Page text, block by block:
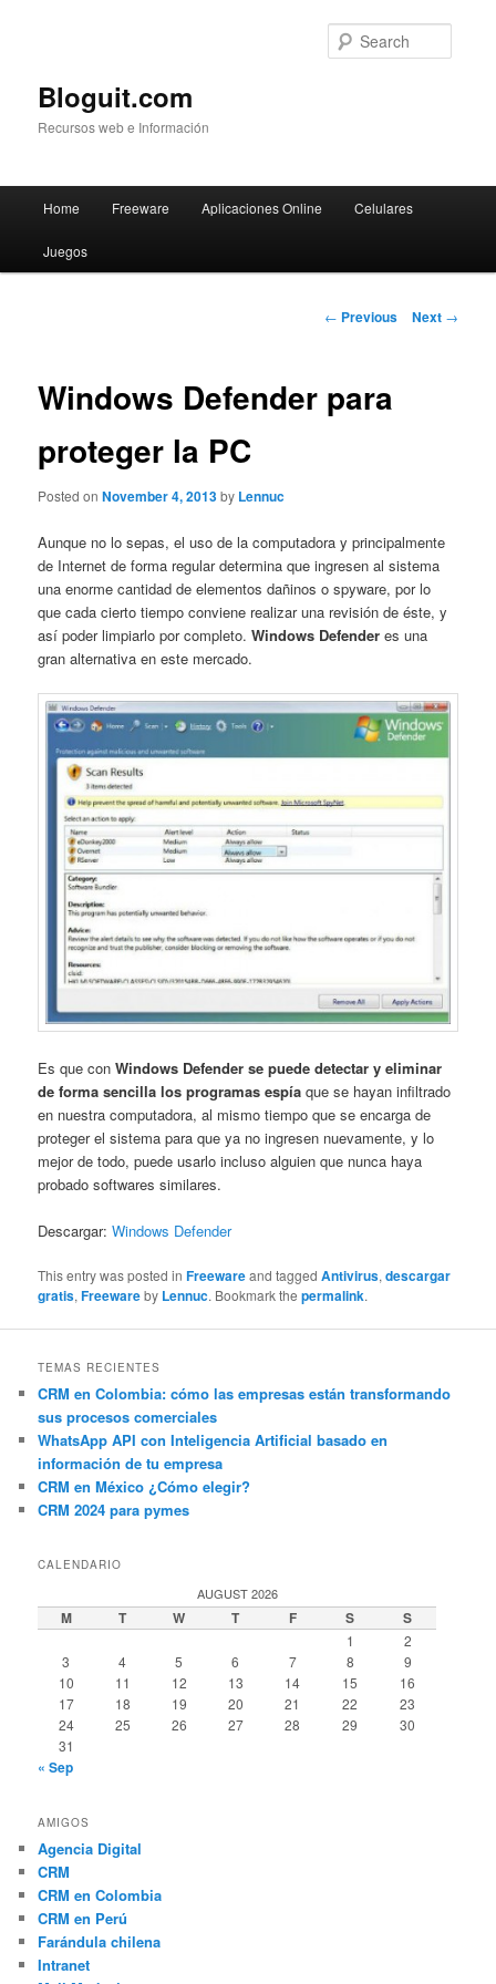
Bloguit.com
Recursos web e Información
Skip
to
Home Freeware Aplicaciones Online Celulares
Juegos
Post
← Previous Next →
Windows Defender para
proteger la PC
Posted onNovember 4, 2013by Lennuc
Aunque no lo sepas, el uso de la computadora y principalmente
de Internet de forma regular determina que ingresen al sistema
una enorme cantidad de elementos dañinos o spyware, por lo
que cada cierto tiempo conviene realizar una revisión de éste, y
así poder limpiarlo por completo.Windows Defender es una
gran alternativa en este mercado.
Es que conWindows Defender se puede detectar y eliminar
de forma sencilla los programas espía que se hayan infiltrado
en nuestra computadora, al mismo tiempo que se encarga de
proteger el sistema para que ya no ingresen nuevamente, y lo
mejor de todo, puede usarlo incluso alguien que nunca haya
probado softwares similares.
Descargar:Windows Defender
This entry was posted inFreewareand taggedAntivirus,descargar
gratis,Freewareby Lennuc. Bookmark thepermalink.
TEMAS RECIENTES
CRM en Colombia: cómo las empresas están transformando
sus procesos comerciales
WhatsApp API con Inteligencia Artificial basado en
información de tu empresa
CRM en México ¿Cómo elegir?
CRM 2024 para pymes
CALENDARIO
AUGUST 2026
M T W T F S S
1
2
3
4 5 6 7 8
9
10
11 12 13 14 15
16
17
18 19 20 21 22
23
24
25 26 27 28 29
30
31
« Sep
AMIGOS
Agencia Digital
CRM
CRM en Colombia
CRM en Perú
Farándula chilena
Intranet